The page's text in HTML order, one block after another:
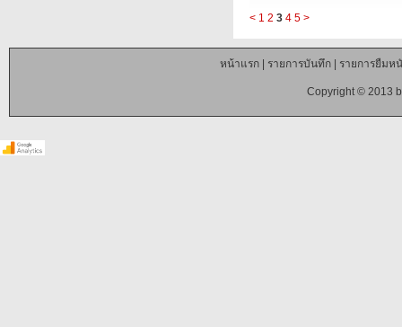
< 1 2 3 4 5 >
หน้าแรก| รายการบันทึก| รายการยืมห
Copyright © 2013